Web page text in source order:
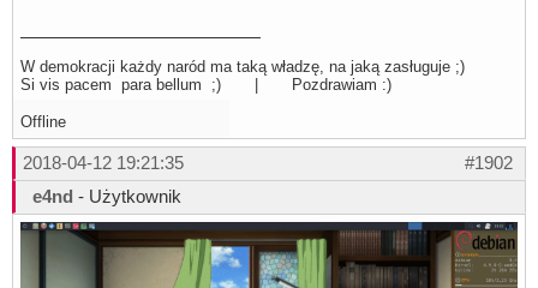
W demokracji każdy naród ma taką władzę, na jaką zasługuje ;)
Si vis pacem para bellum ;) | Pozdrawiam :)
Offline
#1902
2018-04-12 19:21:35
e4nd - Użytkownik